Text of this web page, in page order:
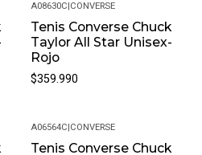
de la marca. Puedes estar
producto auténtico.
Todos nuestros
garantía de 30 días por
no me queda bien? Sí, en
A08630C CONVERSE
Tenis Converse Chuck
Taylor All Star Unisex-
Rojo
$359.990
A06564C CONVERSE
Tenis Converse Chuck